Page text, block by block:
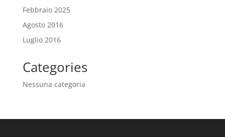
Febbraio 2025
Agosto 2016
Luglio 2016
Categories
Nessuna categoria